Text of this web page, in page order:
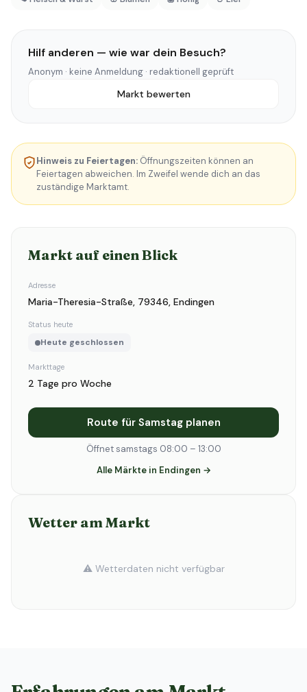
Hilf anderen — wie war dein Besuch?
Anonym · keine Anmeldung · redaktionell geprüft
Markt bewerten
Hinweis zu Feiertagen: Öffnungszeiten können an
Feiertagen abweichen. Im Zweifel wende dich an das
zuständige Marktamt.
Markt auf einen Blick
Adresse
Maria-Theresia-Straße, 79346, Endingen
Status heute
Heute geschlossen
Markttage
2 Tage pro Woche
Route für Samstag planen
Öffnet samstags 08:00 – 13:00
Alle Märkte in Endingen →
Wetter am Markt
⚠️ Wetterdaten nicht verfügbar